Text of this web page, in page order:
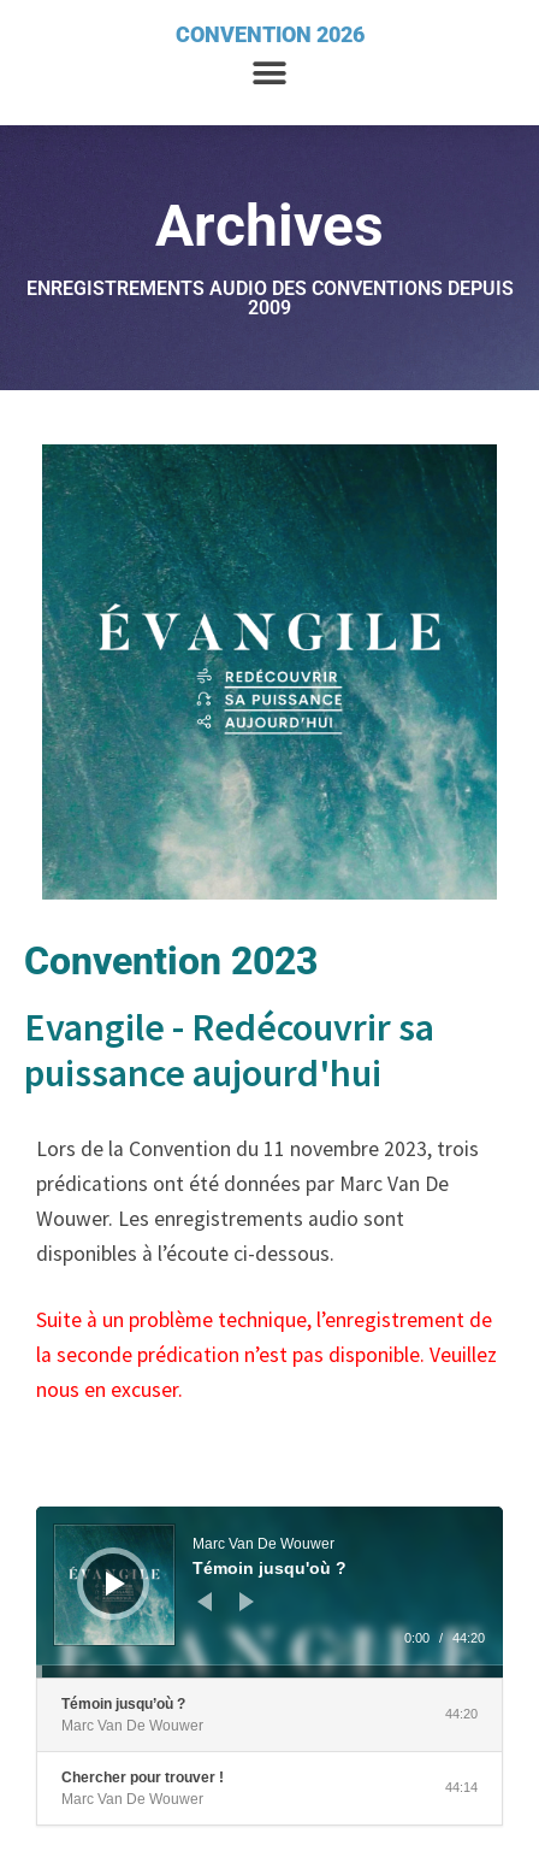
CONVENTION 2026
Archives
ENREGISTREMENTS AUDIO DES CONVENTIONS DEPUIS
2009
Convention 2023
Evangile - Redécouvrir sa
puissance aujourd'hui
Lors de la Convention du 11 novembre 2023, trois
prédications ont été données par Marc Van De
Wouwer. Les enregistrements audio sont
disponibles à l’écoute ci-dessous.
Suite à un problème technique, l’enregistrement de
la seconde prédication n’est pas disponible. Veuillez
nous en excuser.
Lecteur
audio
Marc Van De Wouwer
Témoin jusqu'où ?
0:00 / 44:20
Témoin jusqu’où ?
Marc Van De Wouwer
44:20
Chercher pour trouver !
Marc Van De Wouwer
44:14